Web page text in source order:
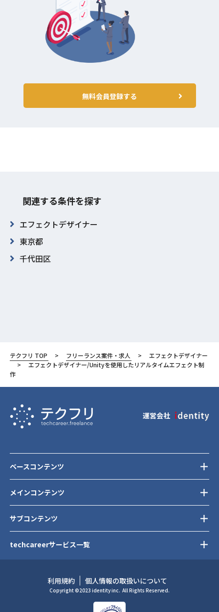
無料会員登録する
関連する条件を探す
エフェクトデザイナー
東京都
千代田区
テクフリ TOP フリーランス案件・求人
エフェクトデザイナー
エフェクトデザイナー/Unityを使用したリアルタイムエフェクト制
作
運営会社
メインコンテンツ
サブコンテンツ
ベースコンテンツ
techcareerサービス一覧
利用規約 個人情報の取扱いについて
Copyright ©2023 identity inc. All Rights Reserved.